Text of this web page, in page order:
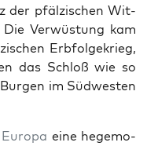
der pfälzis­chen Wit­
Ver­wüs­tung kam
Erb­fol­gekrieg,
das Schloß wie so
im Süd­west­en
Europa eine hege­mo­